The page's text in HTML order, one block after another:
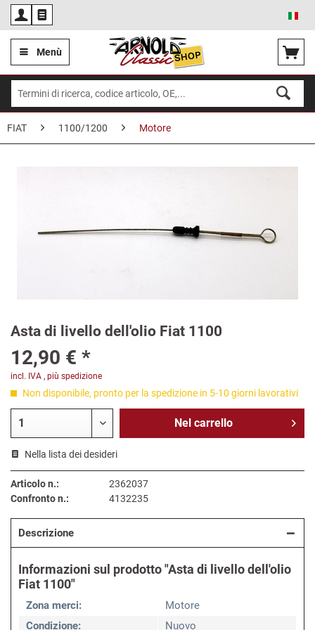
Menù
FIAT 1100/1200 Motore
Asta di livello dell'olio Fiat 1100
12,90 € *
incl. IVA , più spedizione
Non disponibile, pronto per la spedizione in 5-10 giorni lavorativi
Nel carrello
Nella lista dei desideri
Articolo n.:
2362037
Confronto n.:
4132235
Descrizione
Informazioni sul prodotto "Asta di livello dell'olio
Fiat 1100"
Zona merci:
Motore
Condizione:
Nuovo